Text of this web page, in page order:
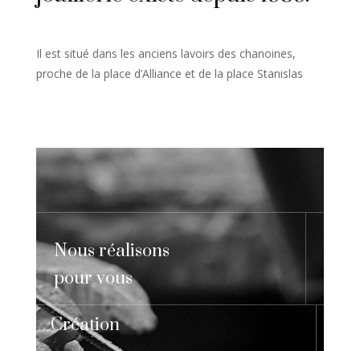
Il est situé dans les anciens lavoirs des chanoines,
proche de la place d’Alliance et de la place Stanislas
Nous réalisons
pour vous
Création